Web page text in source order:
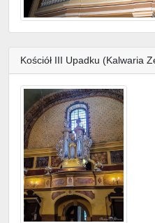
Kościół III Upadku (Kalwaria